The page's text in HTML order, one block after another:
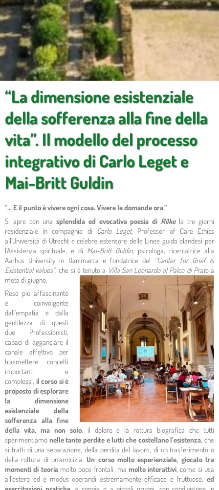
“La dimensione esistenziale
della sofferenza alla fine della
vita”. Il modello del processo
integrativo di Carlo Leget e
Mai-Britt Guldin
“… E il punto è vivere ogni cosa. Vivere le domande ora.”
Si apre con una splendida ed evocativa poesia di Rilke la tre giorni
residenziale in compagnia di Carlo Leget, Professor of Care Ethics
all’Università di Utrecht e celebre estensore delle Linee guida olandesi per
l’Assistenza spirituale, e di Mai-Britt Guldin, psicologa, ricercatrice alla
Aarhus University in Danimarca e fondatrice del
“Center for Grief &
Existential values”, che si è tenuto a Villa San Leonardo al Palco di Prato a
metà di giugno.
Reso più affascinante
e coinvolgente
dall’empatia e dalla
gentilezza di questi
due Professionisti,
capaci di agganciare il
canale affettivo per
trasmettere concetti
importanti e
complessi, il corso si è
proposto di esplorare
la dimensione
esistenziale della
sofferenza alla fine
della vita, ma non solo: il dolore e la rottura biografica che tutti
sperimentiamo nelle tante perdite e lutti che costellano l’esistenza, che
si tratti di una separazione, della perdita del lavoro, di un trasferimento o
della rottura di un’amicizia. Un corso molto esperienziale, giocato tra
momenti di teoria molto poco frontali, ma molto interattivi, come si usa
all’estero ed è modus operandi estremamente efficace e fruttuoso, ed